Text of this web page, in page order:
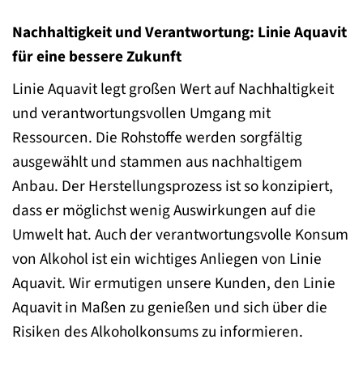
Nachhaltigkeit und Verantwortung: Linie Aquavit
für eine bessere Zukunft
Linie Aquavit legt großen Wert auf Nachhaltigkeit
und verantwortungsvollen Umgang mit
Ressourcen. Die Rohstoffe werden sorgfältig
ausgewählt und stammen aus nachhaltigem
Anbau. Der Herstellungsprozess ist so konzipiert,
dass er möglichst wenig Auswirkungen auf die
Umwelt hat. Auch der verantwortungsvolle Konsum
von Alkohol ist ein wichtiges Anliegen von Linie
Aquavit. Wir ermutigen unsere Kunden, den Linie
Aquavit in Maßen zu genießen und sich über die
Risiken des Alkoholkonsums zu informieren.